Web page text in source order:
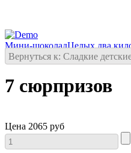
Мини-шоколадЦелых два
Вернуться к: Сладкие
7 сюрпризов
Цена 2065 руб